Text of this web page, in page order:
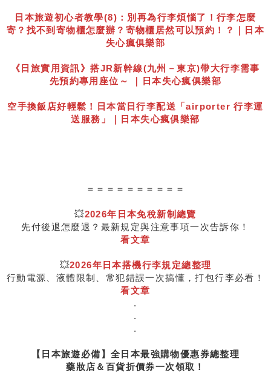
日本旅遊初心者教學(8)：別再為行李煩惱了！行李怎麼
寄？找不到寄物櫃怎麼辦？寄物櫃居然可以預約！？｜日本
失心瘋俱樂部
《日旅實用資訊》搭JR新幹線(九州－東京)帶大行李需事
先預約專用座位～ ｜日本失心瘋俱樂部
空手換飯店好輕鬆！日本當日行李配送「airporter 行李運
送服務」｜日本失心瘋俱樂部
＝＝＝＝＝＝＝＝＝＝
💥2026年日本免稅新制總覽
先付後退怎麼退？最新規定與注意事項一次告訴你！
看文章
💥2026年日本搭機行李規定總整理
行動電源、液體限制、常犯錯誤一次搞懂，打包行李必看！
看文章
.
.
.
【日本旅遊必備】全日本最強購物優惠券總整理
藥妝店＆百貨折價券一次領取！